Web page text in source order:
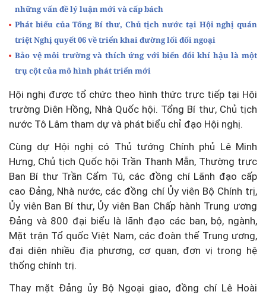
những vấn đề lý luận mới và cấp bách
Phát biểu của Tổng Bí thư, Chủ tịch nước tại Hội nghị quán
triệt Nghị quyết 06 về triển khai đường lối đối ngoại
Bảo vệ môi trường và thích ứng với biến đổi khí hậu là một
trụ cột của mô hình phát triển mới
Hội nghị được tổ chức theo hình thức trực tiếp tại Hội
trường Diên Hồng, Nhà Quốc hội. Tổng Bí thư, Chủ tịch
nước Tô Lâm tham dự và phát biểu chỉ đạo Hội nghị.
Cùng dự Hội nghị có Thủ tướng Chính phủ Lê Minh
Hưng, Chủ tịch Quốc hội Trần Thanh Mẫn, Thường trực
Ban Bí thư Trần Cẩm Tú, các đồng chí Lãnh đạo cấp
cao Đảng, Nhà nước, các đồng chí Ủy viên Bộ Chính trị,
Ủy viên Ban Bí thư, Ủy viên Ban Chấp hành Trung ương
Đảng và 800 đại biểu là lãnh đạo các ban, bộ, ngành,
Mặt trận Tổ quốc Việt Nam, các đoàn thể Trung ương,
đại diện nhiều địa phương, cơ quan, đơn vị trong hệ
thống chính trị.
Thay mặt Đảng ủy Bộ Ngoại giao, đồng chí Lê Hoài